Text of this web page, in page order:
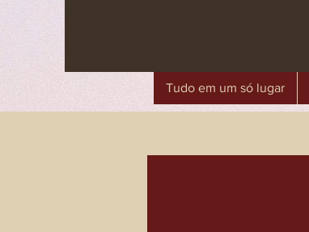
Tudo em um só lugar